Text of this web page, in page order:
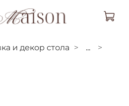
и декор стола
...